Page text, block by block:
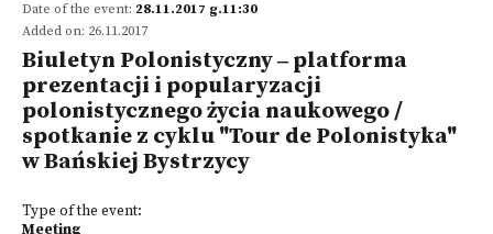
Date of the event: 28.11.2017 g.11:30
Added on: 26.11.2017
Biuletyn Polonistyczny ‒ platforma
prezentacji i popularyzacji
polonistycznego życia naukowego /
spotkanie z cyklu "Tour de Polonistyka"
w Bańskiej Bystrzycy
Type of the event:
Meeting